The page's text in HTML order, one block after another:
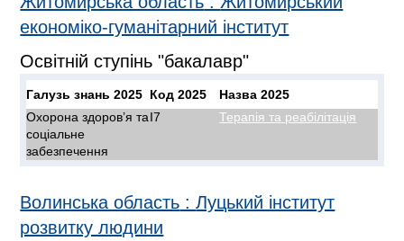
економіко-гуманітарний інститут
Освітній ступінь "бакалавр"
Галузь знань 2025 Код 2025
Назва 2025
Охорона здоров’я та
соціальне
забезпечення
I7 Терапія та реабілітація
Волинська область :Луцький інститут
розвитку людини